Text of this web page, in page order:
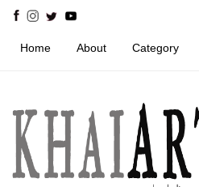
Home About Category